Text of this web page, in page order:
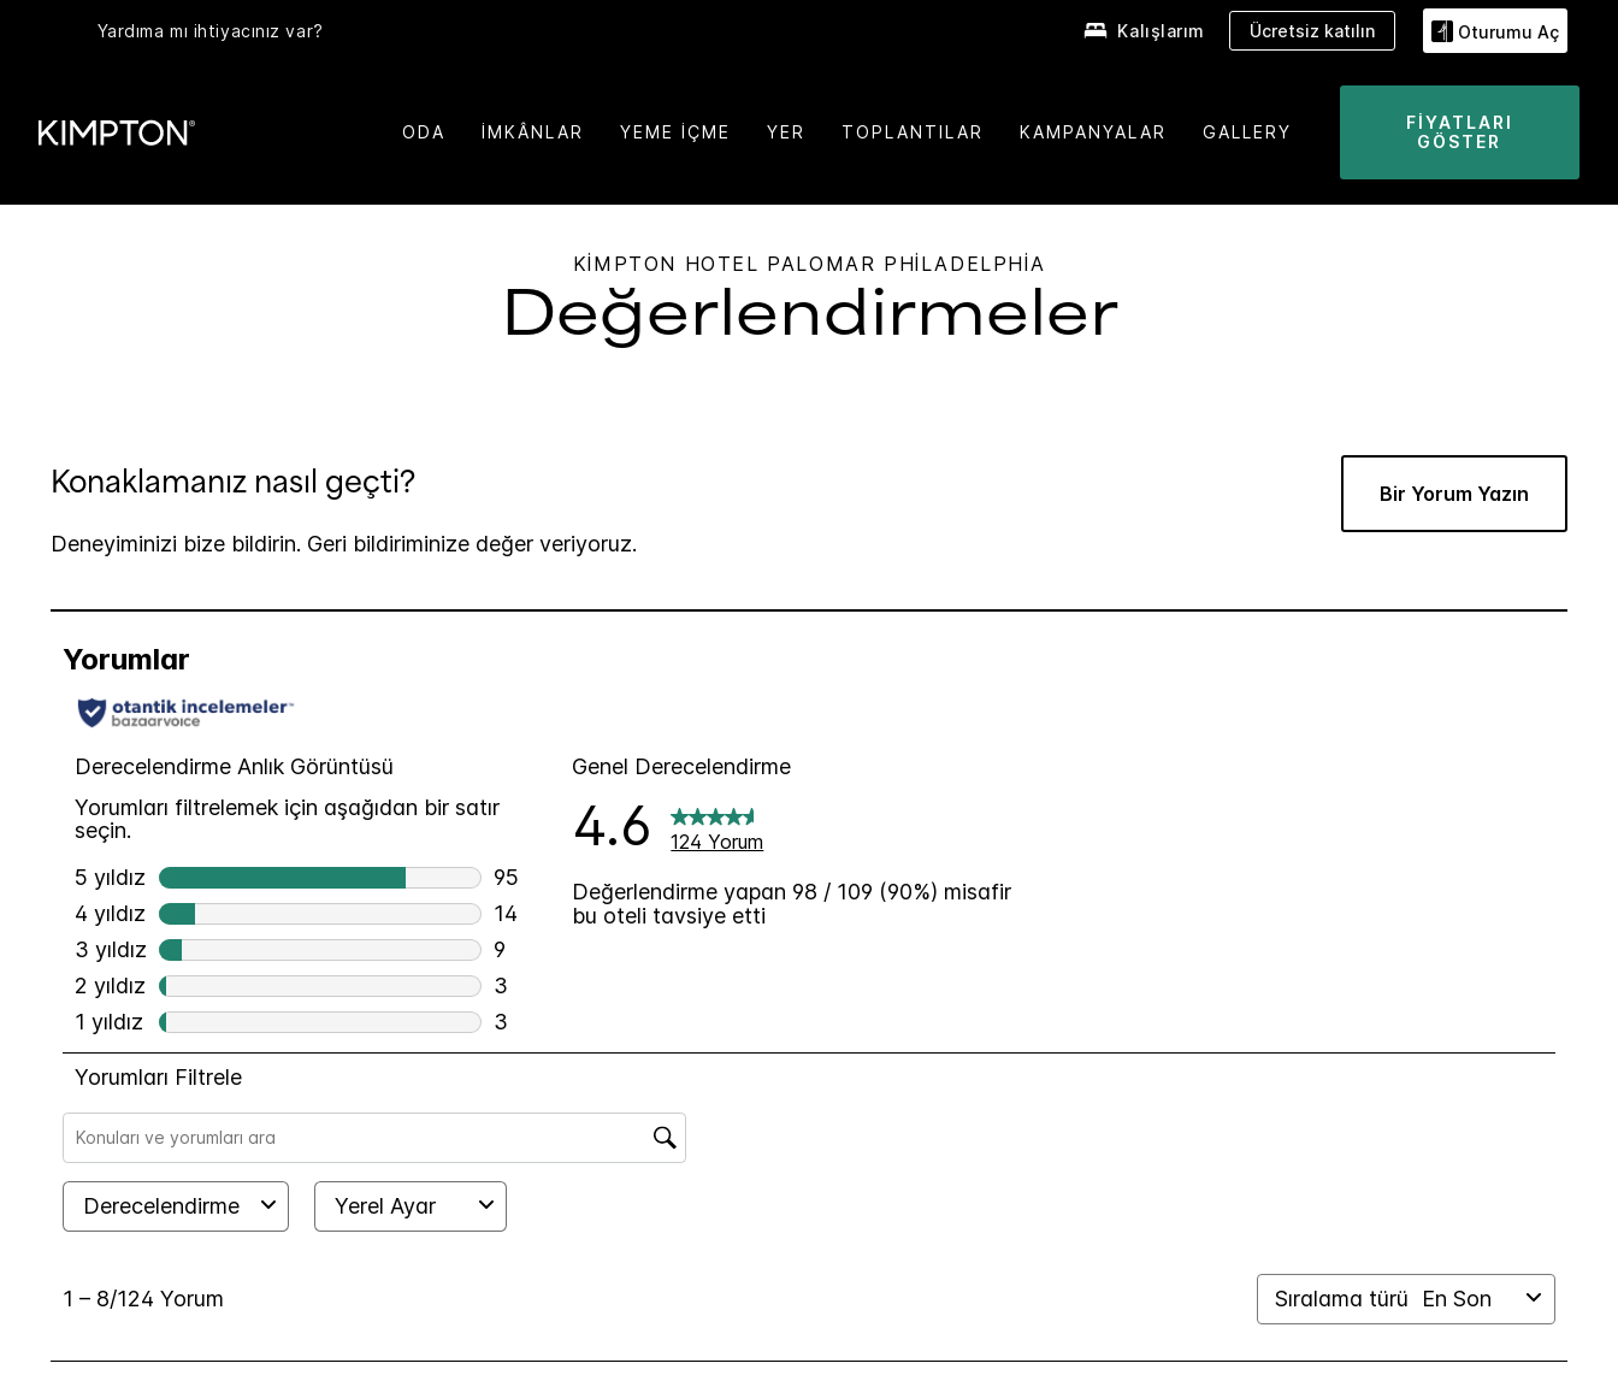
Yardıma mı ihtiyacınız var? Kalışlarım Ücretsiz katılın Oturumu Aç
ODA İMKÂNLAR YEME İÇME YER TOPLANTILAR KAMPANYALAR GALLERY
FIYATLARI
GÖSTER
KIMPTON HOTEL PALOMAR PHILADELPHIA
Değerlendirmeler
Konaklamanız nasıl geçti?
Deneyiminizi bize bildirin. Geri bildiriminize değer veriyoruz.
Bir Yorum Yazın